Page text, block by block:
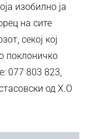
изобилно ја
на сите
секој кој
поклоничко
077 803 823,
од Х.О